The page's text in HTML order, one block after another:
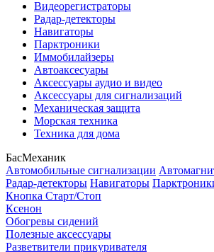
Видеорегистраторы
Радар-детекторы
Навигаторы
Парктроники
Иммобилайзеры
Автоаксесуары
Аксессуары аудио и видео
Аксессуары для сигнализаций
Механическая защита
Морская техника
Техника для дома
БасМеханик
Автомобильные сигнализации
Радар-детекторы Навигаторы
Кнопка Старт/Стоп
Ксенон
Обогревы сидений
Полезные аксессуары
Разветвители прикуривателя